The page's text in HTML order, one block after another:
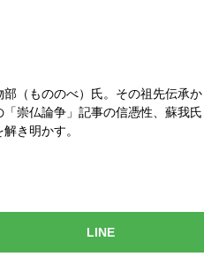
（もののべ）氏。その祖先伝承か
崇仏論争」記事の信憑性、蘇我
き明かす。
LINE